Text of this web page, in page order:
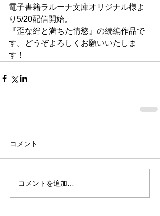
電子書籍ラルーナ文庫オリジナル様よ
り5/20配信開始。
『歪な絆と満ちた情慾』の続編作品で
す。どうぞよろしくお願いいたしま
す！
コメント
コメントを追加…